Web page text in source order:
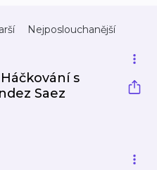
Nejposlouchanější
s
Saez